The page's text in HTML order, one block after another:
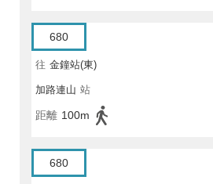
680
往 金鐘站(東)
加路連山 站
距離 100m
680